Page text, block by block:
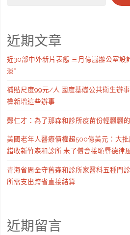
近期文章
近30部中外新片表態 三月億嵐辦公室設
淡”
補貼尺度99元/人 國度基礎公共衛生辦
檢新增這些辦事
鄭仁才：為了那森和診所疫苗份輕飄飄
美國老年人醫療債權超500億美元：大
錯收新竹森和診所 未了償會接恥辱德律
青海省周全守舊森和診所家醫科五種門
所需支出跨省直接結算
近期留言